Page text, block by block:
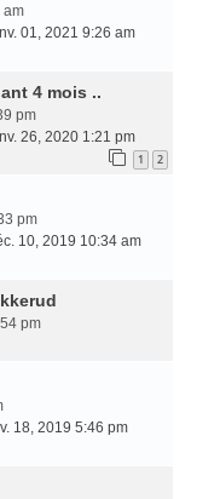
am
01, 2021 9:26 am
4 mois ..
pm
26, 2020 1:21 pm
1 2
pm
10, 2019 10:34 am
pm
18, 2019 5:46 pm